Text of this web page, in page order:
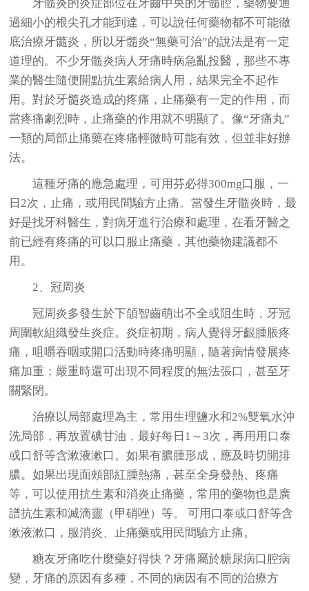
牙髓炎的炎症部位在牙齒中央的牙髓腔，藥物要通
過細小的根尖孔才能到達，可以說任何藥物都不可能徹
底治療牙髓炎，所以牙髓炎“無藥可治”的說法是有一定
道理的。不少牙髓炎病人牙痛時病急亂投醫，那些不專
業的醫生隨便開點抗生素給病人用，結果完全不起作
用。對於牙髓炎造成的疼痛，止痛藥有一定的作用，而
當疼痛劇烈時，止痛藥的作用就不明顯了。像“牙痛丸”
一類的局部止痛藥在疼痛輕微時可能有效，但並非好辦
法。
這種牙痛的應急處理，可用芬必得300mg口服，一
日2次，止痛，或用民間驗方止痛。當發生牙髓炎時，最
好是找牙科醫生，對病牙進行治療和處理，在看牙醫之
前已經有疼痛的可以口服止痛藥，其他藥物建議都不
用。
2、冠周炎
冠周炎多發生於下頜智齒萌出不全或阻生時，牙冠
周圍軟組織發生炎症。炎症初期，病人覺得牙齦腫脹疼
痛，咀嚼吞咽或開口活動時疼痛明顯，隨著病情發展疼
痛加重；嚴重時還可出現不同程度的無法張口，甚至牙
關緊閉。
治療以局部處理為主，常用生理鹽水和2%雙氧水沖
洗局部，再放置碘甘油，最好每日1～3次，再用用口泰
或口舒等含漱液漱口。如果有膿腫形成，應及時切開排
膿。如果出現面頰部紅腫熱痛，甚至全身發熱、疼痛
等，可以使用抗生素和消炎止痛藥，常用的藥物也是廣
譜抗生素和滅滴靈（甲硝唑）等。 可用口泰或口舒等含
漱液漱口，服消炎、止痛藥或用民間驗方止痛。
糖友牙痛吃什麼藥好得快？牙痛屬於糖尿病口腔病
變，牙痛的原因有多種，不同的病因有不同的治療方